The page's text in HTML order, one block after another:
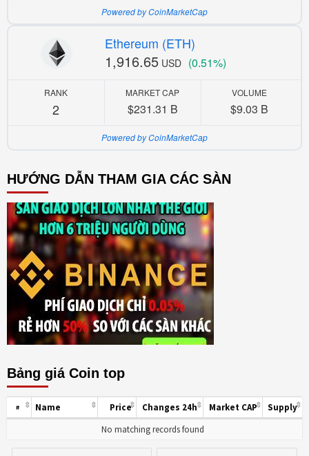
Powered by CoinMarketCap
Ethereum (ETH)
1,916.65 USD (0.51%)
RANK
2
MARKET CAP
$231.31 B
VOLUME
$9.03 B
Powered by CoinMarketCap
HƯỚNG DẪN THAM GIA CÁC SÀN
Bảng giá Coin top
# Name Price Changes 24h Market CAP
Supply
No matching records found